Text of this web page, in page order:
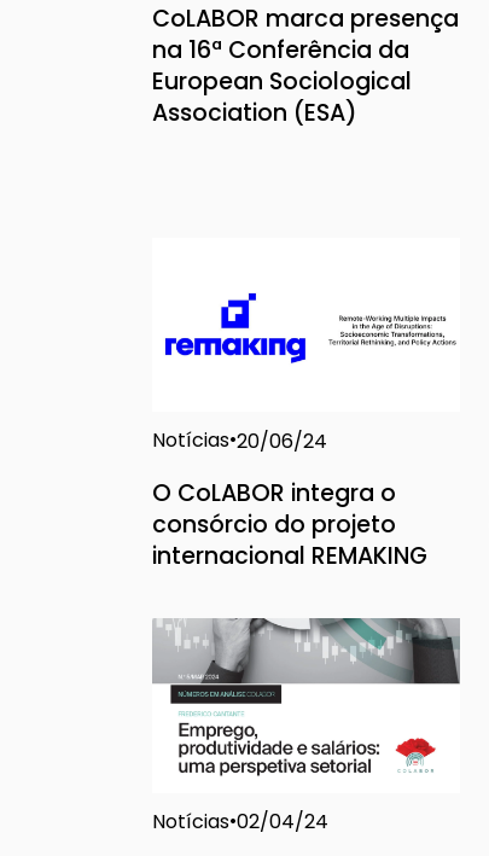
CoLABOR marca presença
na 16ª Conferência da
European Sociological
Association (ESA)
Notícias 20/06/24
O CoLABOR integra o
consórcio do projeto
internacional REMAKING
Notícias 02/04/24